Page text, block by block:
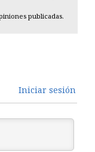
publicadas.
Iniciar sesión